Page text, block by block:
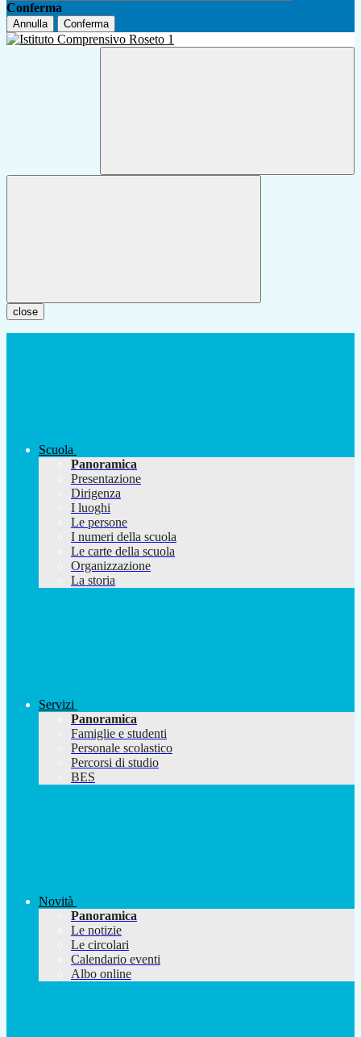
Conferma
Annulla Conferma
close
Scuola
Panoramica
Presentazione
Dirigenza
I luoghi
Le persone
I numeri della scuola
Le carte della scuola
Organizzazione
La storia
Servizi
Panoramica
Famiglie e studenti
Personale scolastico
Percorsi di studio
BES
Novità
Panoramica
Le notizie
Le circolari
Calendario eventi
Albo online